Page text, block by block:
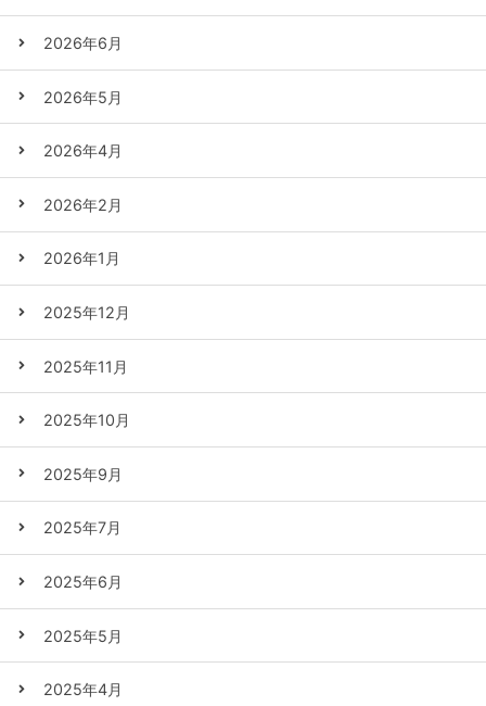
2026年6月
2026年5月
2026年4月
2026年2月
2026年1月
2025年12月
2025年11月
2025年10月
2025年9月
2025年7月
2025年6月
2025年5月
2025年4月